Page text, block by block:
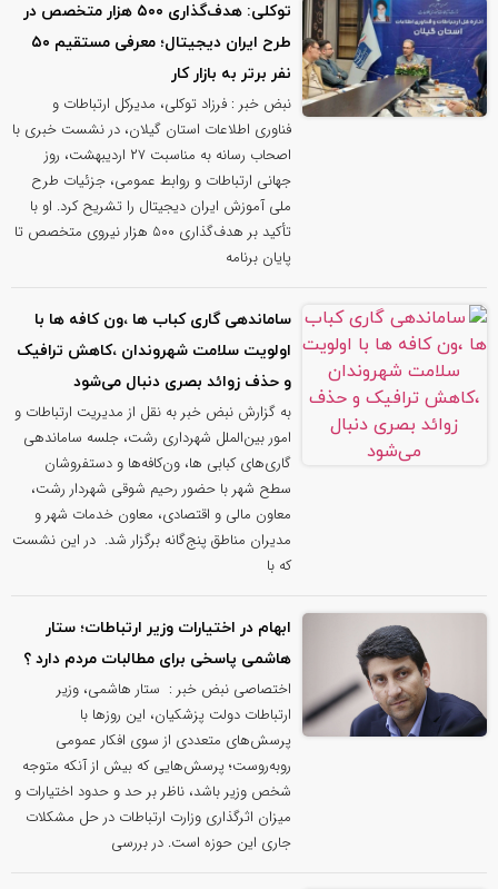
توکلی: هدف‌گذاری ۵۰۰ هزار متخصص در
طرح ایران دیجیتال؛ معرفی مستقیم ۵۰
نفر برتر به بازار کار
نبض خبر : فرزاد توکلی، مدیرکل ارتباطات و
فناوری اطلاعات استان گیلان، در نشست خبری با
اصحاب رسانه به مناسبت ۲۷ اردیبهشت، روز
جهانی ارتباطات و روابط عمومی، جزئیات طرح
ملی آموزش ایران دیجیتال را تشریح کرد. او با
تأکید بر هدف‌گذاری ۵۰۰ هزار نیروی متخصص تا
پایان برنامه
ساماندهی گاری کباب ها ،ون کافه ها با
اولویت سلامت شهروندان ،کاهش ترافیک
و حذف زوائد بصری دنبال می‌شود
به گزارش نبض خبر به نقل از مدیریت ارتباطات و
امور بین‌الملل شهرداری رشت، جلسه ساماندهی
گاری‌های کبابی ها، ون‌کافه‌ها و دستفروشان
سطح شهر با حضور رحیم شوقی شهردار رشت،
معاون مالی و اقتصادی، معاون خدمات شهر و
مدیران مناطق پنج‌گانه برگزار شد. ‌ در این نشست
که با
ابهام در اختیارات وزیر ارتباطات؛ ستار
هاشمی پاسخی برای مطالبات مردم دارد ؟
اختصاصی نبض خبر : ستار هاشمی، وزیر
ارتباطات دولت پزشکیان، این روزها با
پرسش‌های متعددی از سوی افکار عمومی
روبه‌روست؛ پرسش‌هایی که بیش از آنکه متوجه
شخص وزیر باشد، ناظر بر حد و حدود اختیارات و
میزان اثرگذاری وزارت ارتباطات در حل مشکلات
جاری این حوزه است. در بررسی